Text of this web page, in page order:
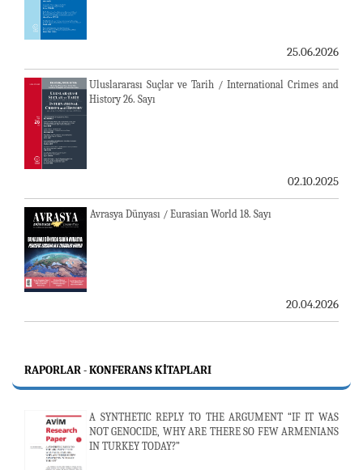
25.06.2026
Uluslararası Suçlar ve Tarih / International Crimes and
History 26. Sayı
02.10.2025
Avrasya Dünyası / Eurasian World 18. Sayı
20.04.2026
RAPORLAR - KONFERANS KITAPLARI
A SYNTHETIC REPLY TO THE ARGUMENT “IF IT WAS
NOT GENOCIDE, WHY ARE THERE SO FEW ARMENIANS
IN TURKEY TODAY?”